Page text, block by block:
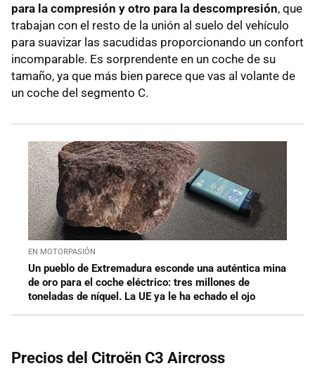
para la compresión y otro para la descompresión, que
trabajan con el resto de la unión al suelo del vehículo
para suavizar las sacudidas proporcionando un confort
incomparable. Es sorprendente en un coche de su
tamaño, ya que más bien parece que vas al volante de
un coche del segmento C.
EN MOTORPASIÓN
Un pueblo de Extremadura esconde una auténtica mina
de oro para el coche eléctrico: tres millones de
toneladas de níquel. La UE ya le ha echado el ojo
Precios del Citroën C3 Aircross